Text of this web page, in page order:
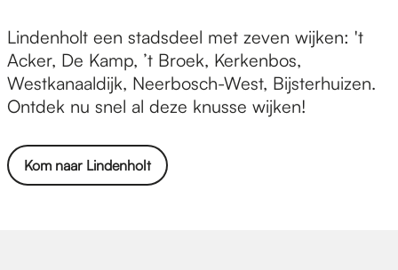
L
i
n
d
n
h
Lindenholt een stadsdeel met zeven wijken: 't
Acker, De Kamp, ’t Broek, Kerkenbos,
Westkanaaldijk, Neerbosch-West, Bijsterhuizen.
Ontdek nu snel al deze knusse wijken!
Kom naar Lindenholt